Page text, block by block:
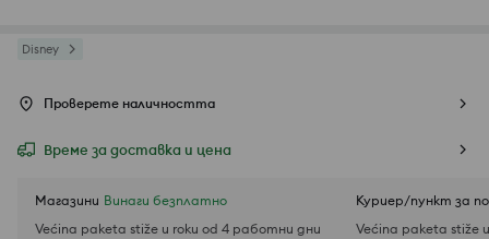
Disney
Проверете наличността
Време за доставка и цена
Магазини Винаги безплатно
Većina paketa stiže u roku od 4 работни дни
Куриер/пункт за
Većina paketa stiže